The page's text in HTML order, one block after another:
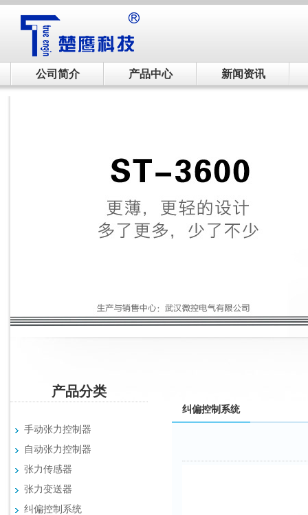
公司简介 产品中心 新闻资讯
产品分类
手动张力控制器
自动张力控制器
张力传感器
张力变送器
纠偏控制系统
纠偏控制系统